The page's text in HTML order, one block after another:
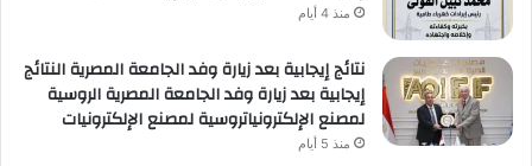
منذ 4 أيام
نتائج إيجابية بعد زيارة وفد الجامعة المصرية النتائج
إيجابية بعد زيارة وفد الجامعة المصرية الروسية
لمصنع الإلكترونياتروسية لمصنع الإلكترونيات
منذ 5 أيام